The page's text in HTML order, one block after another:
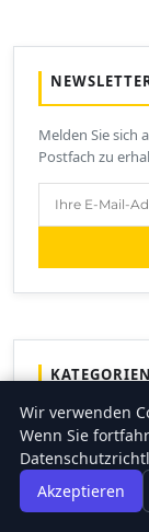
Melden Sie sich
Postfach zu
Wir verwenden
Wenn Sie
Akzeptieren